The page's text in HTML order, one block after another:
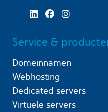
Service &
Domeinnamen
Webhosting
Dedicated servers
Virtuele servers